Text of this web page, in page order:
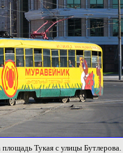
Тукая с улицы Бутлерова.